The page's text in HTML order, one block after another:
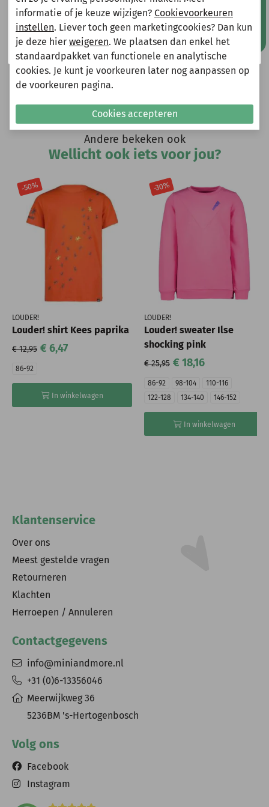
bevatten.
Heeft u vragen?
Stuur een e-mail
info@miniandmore.nl
Andere bekeken ook
Wellicht ook iets voor jou?
-50%
LOUDER!
Louder! shirt Kees paprika
€ 12,95 € 6,47
86-92
In winkelwagen
-30%
LOUDER!
Louder! sweater Ilse
shocking pink
€ 25,95 € 18,16
86-92 98-104
110-116
122-128
134-140 146-152
In winkelwagen
Klantenservice
Over ons
Meest gestelde vragen
Retourneren
Klachten
Herroepen / Annuleren
Contactgegevens
info@miniandmore.nl
+31 (0)6-13356046
Meerwijkweg 36
5236BM 's-Hertogenbosch
Volg ons
Facebook
Instagram
van je bestelling.
Shop nu!
informatie of je keuze wijzigen? Cookievoorkeuren
instellen. Liever toch geen marketingcookies? Dan kun
je deze hier weigeren. We plaatsen dan enkel het
standaardpakket van functionele en analytische
cookies. Je kunt je voorkeuren later nog aanpassen op
de voorkeuren pagina.
Cookies accepteren